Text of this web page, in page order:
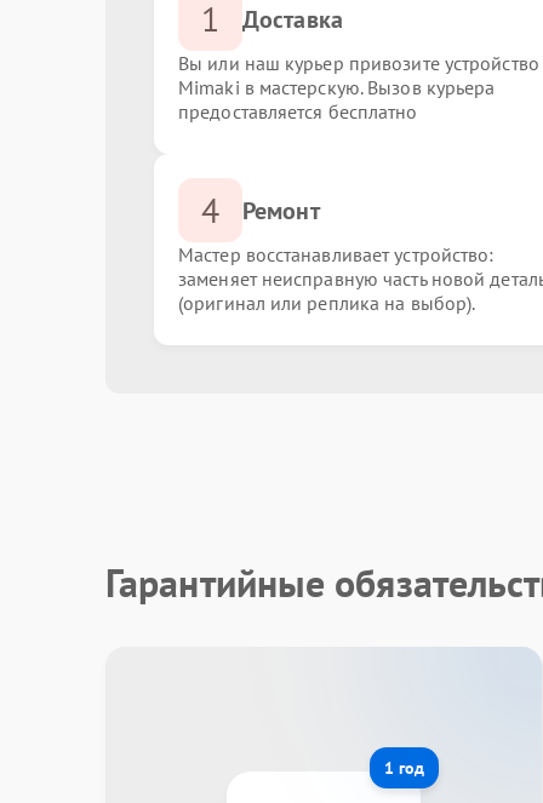
1 Доставка
Вы или наш курьер привозите устройство
Mimaki в мастерскую. Вызов курьера
предоставляется бесплатно
4 Ремонт
Мастер восстанавливает устройство:
заменяет неисправную часть новой
(оригинал или реплика на выбор).
Гарантийные
1 год